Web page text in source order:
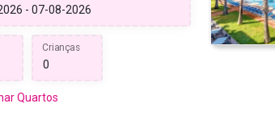
Crianças
Quartos